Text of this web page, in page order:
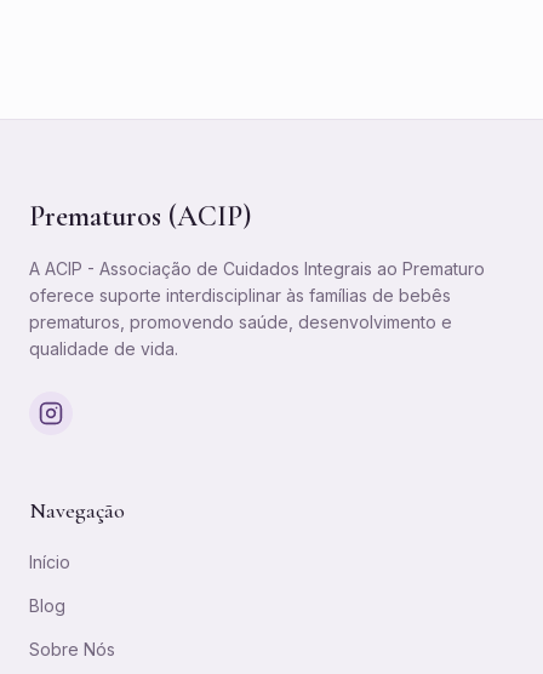
Prematuros (ACIP)
A ACIP - Associação de Cuidados Integrais ao Prematuro
oferece suporte interdisciplinar às famílias de bebês
prematuros, promovendo saúde, desenvolvimento e
qualidade de vida.
Navegação
Início
Blog
Sobre Nós